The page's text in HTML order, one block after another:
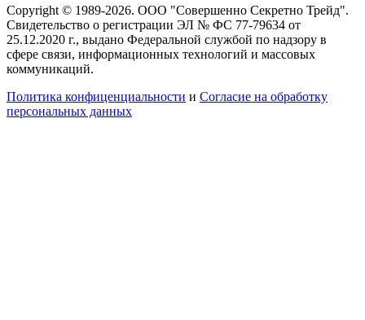
Copyright © 1989-2026. ООО "Совершенно Секретно Трейд".
Свидетельство о регистрации ЭЛ № ФС 77-79634 от
25.12.2020 г., выдано Федеральной службой по надзору в
сфере связи, информационных технологий и массовых
коммуникаций.
Политика конфиценциальности и Согласие на обработку
персональных данных